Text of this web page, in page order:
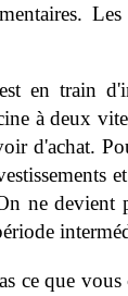
en train
à deux
d'achat.
ne devient
ce que